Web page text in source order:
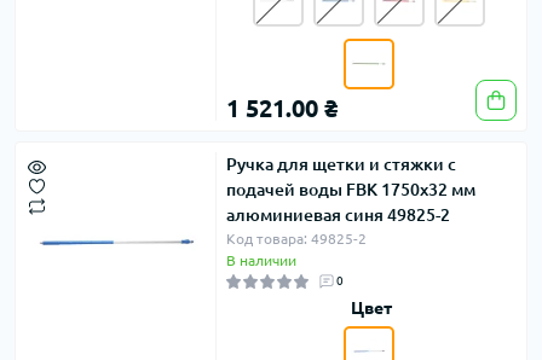
1 521.00 ₴
Ручка для щетки и стяжки с
подачей воды FBK 1750х32 мм
алюминиевая синя 49825-2
Код товара: 49825-2
В наличии
0
Цвет